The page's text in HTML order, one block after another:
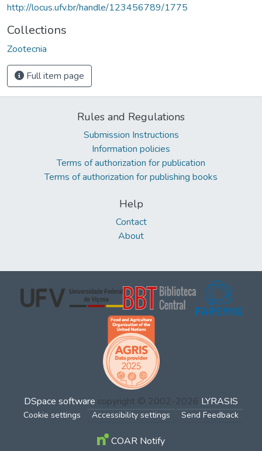
http://locus.ufv.br/handle/123456789/1775
Collections
Zootecnia
Full item page
Rules and Regulations
Submission Instructions
Information policies
Terms of authorization for publication
Terms of authorization for publishing books
Help
Contact
About
DSpace software copyright © 2002-2026 LYRASIS
Cookie settings Accessibility settings Send Feedback
COAR Notify